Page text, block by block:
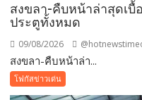
สงขลา-คืบหน้าล่าสุดเบื้
ประตูทั้งหมด
09/08/2026
สงขลา-คืบหน้าล่า...
โฟกัสข่าวเด่น